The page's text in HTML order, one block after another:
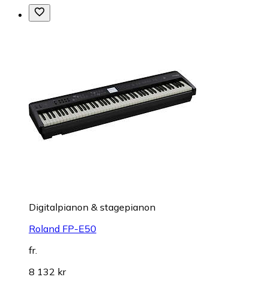
Digitalpianon & stagepianon
Roland FP-E50
fr.
8 132 kr